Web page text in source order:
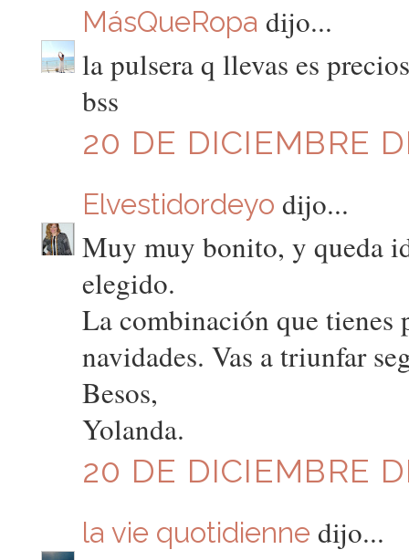
MásQueRopa dijo...
la pulsera q llevas es
bss
20 DE DICIEMBRE
Elvestidordeyo dijo...
Muy muy bonito, y queda
elegido.
La combinación que tienes
navidades. Vas a triunfar
Besos,
Yolanda.
20 DE DICIEMBRE
la vie quotidienne dijo...